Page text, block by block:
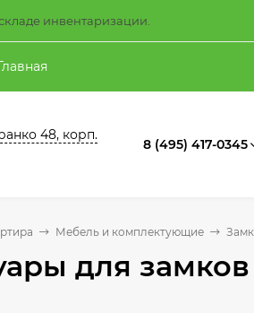
инвентаризации.
48, корп.
8 (495) 417-0345
Мебель и комплектующие
для